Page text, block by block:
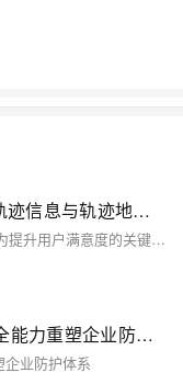
快递鸟快递API技术指南：获取物流轨迹信息与轨迹地图的解决方案
在当今电商竞争激烈的环境中，物流体验已成为提升用户满意度的关键因素。研究表明，超过 75% 的消费者会因物流信息不透明而放弃下单。
F5获评WAAP领导者：以智能API安全能力重塑企业防护体系
业防护体系